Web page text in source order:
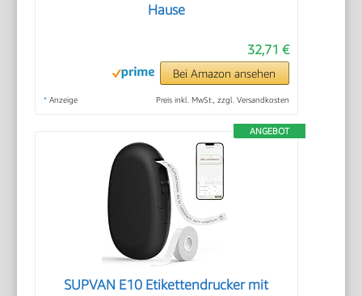
Hause
32,71 €
Bei Amazon ansehen
* Anzeige Preis inkl. MwSt., zzgl. Versandkosten
ANGEBOT
SUPVAN E10 Etikettendrucker mit